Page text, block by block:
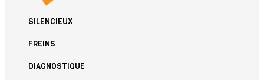
SILENCIEUX
FREINS
DIAGNOSTIQUE